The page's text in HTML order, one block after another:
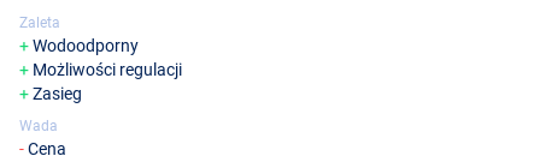
Sygnalizator Żółty
Zaleta
Wodoodporny
Możliwości regulacji
Zasieg
Wada
Cena